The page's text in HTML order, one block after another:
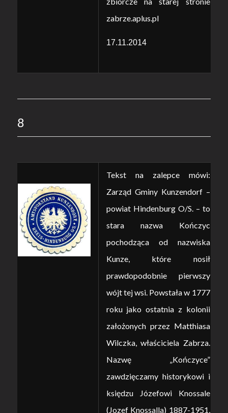
zabrze.aplus.pl
17.11.2014
8
Tekst na zalepce mówi:
Zarząd Gminy Kunzendorf –
powiat Hindenburg O/S. – to
stara nazwa Kończyc
pochodząca od nazwiska
Kunze, które nosił
prawdopodobnie pierwszy
wójt tej wsi. Powstała w 1777
roku jako ostatnia z kolonii
założonych przez Matthiasa
Wilczka, właściciela Zabrza.
Nazwę „Kończyce”
zawdzięczamy historykowi i
księdzu Józefowi Knossale
(Jozef Knossalla) 1887-1951,